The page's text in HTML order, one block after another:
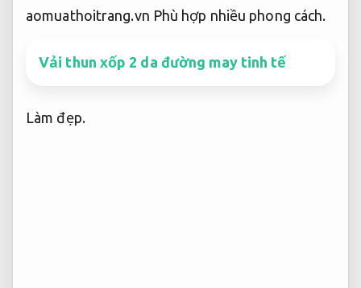
aomuathoitrang.vn Phù hợp nhiều phong cách.
Vải thun xốp 2 da đường may tinh tế
Làm đẹp.